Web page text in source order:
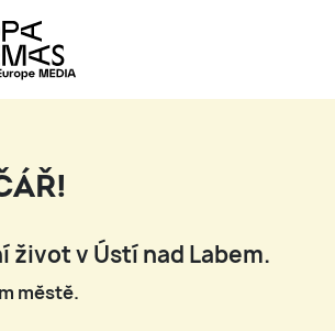
v Ústí nad Labem.
městě.